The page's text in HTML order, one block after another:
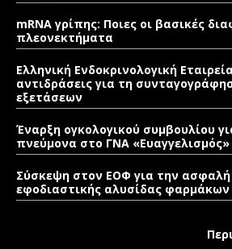
mRNA γρίπης: Ποιες οι βασικές
πλεονεκτήματα
Ελληνική Ενδοκρινολογική
αντιδράσεις για τη
εξετάσεων
Έναρξη ογκολογικού συμβουλίου
πνεύμονα στο ΓΝΑ «Ευαγγελισμός»
Σύσκεψη στον ΕΟΦ για την ασφαλή
εφοδιαστικής αλυσίδας φαρμάκων